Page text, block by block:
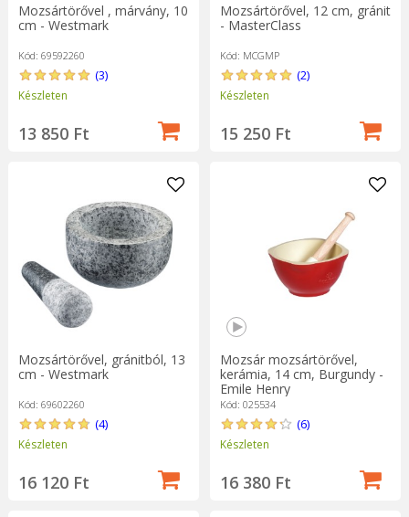
Mozsártörővel , márvány, 10
cm - Westmark
Kód: 69592260
(3)
Készleten
13 850 Ft
Mozsártörővel, 12 cm, gránit
- MasterClass
Kód: MCGMP
(2)
Készleten
15 250 Ft
Mozsártörővel, gránitból, 13
cm - Westmark
Kód: 69602260
(4)
Készleten
16 120 Ft
Mozsár mozsártörővel,
kerámia, 14 cm, Burgundy -
Emile Henry
Kód: 025534
(6)
Készleten
16 380 Ft